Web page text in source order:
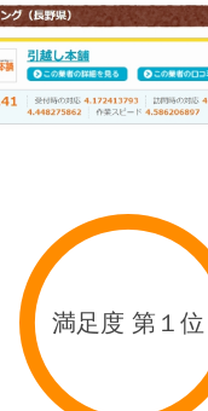
満足度 第１位